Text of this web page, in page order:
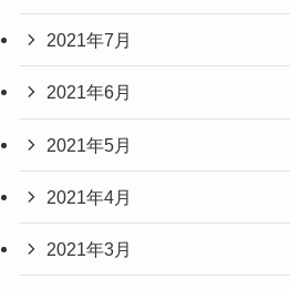
2021年7月
2021年6月
2021年5月
2021年4月
2021年3月